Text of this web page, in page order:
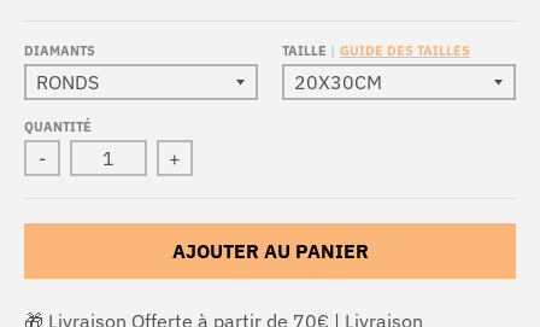
DIAMANTS TAILLE GUIDE DES TAILLES
QUANTITÉ
- +
AJOUTER AU PANIER
🎁 Livraison Offerte à partir de 70€ | Livraison